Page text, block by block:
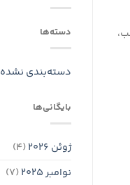
دسته‌ها
دسته‌بندی نشده
بایگانی‌ها
ژوئن 2026
(4)
نوامبر 2025
(7)